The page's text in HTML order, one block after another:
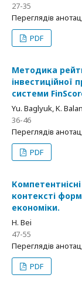
27-35
Переглядів
PDF
Методика
інвестиційної
системи
Yu. Baglyuk, K.
36-46
Переглядів
PDF
контексті
економіки.
H. Bei
47-55
Переглядів
PDF